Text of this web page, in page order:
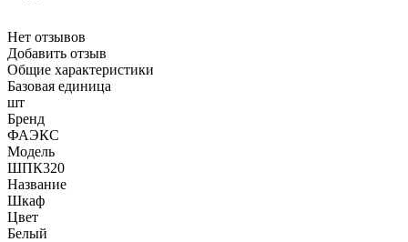
Нет отзывов
Добавить отзыв
Общие характеристики
Базовая единица
шт
Бренд
ФАЭКС
Модель
ШПК320
Название
Шкаф
Цвет
Белый